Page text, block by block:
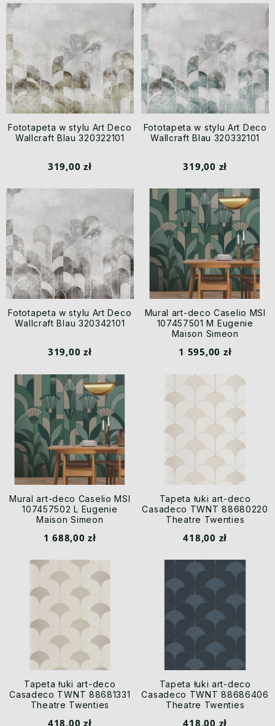
Fototapeta w stylu Art Deco
Wallcraft Blau 320322101
319,00 zł
Fototapeta w stylu Art Deco
Wallcraft Blau 320332101
319,00 zł
Fototapeta w stylu Art Deco
Wallcraft Blau 320342101
319,00 zł
Mural art-deco Caselio MSI
107457501 M Eugenie
Maison Simeon
1 595,00 zł
Mural art-deco Caselio MSI
107457502 L Eugenie
Maison Simeon
1 688,00 zł
Tapeta łuki art-deco
Casadeco TWNT 88680220
Theatre Twenties
418,00 zł
Tapeta łuki art-deco
Casadeco TWNT 88681331
Theatre Twenties
418,00 zł
Tapeta łuki art-deco
Casadeco TWNT 88686406
Theatre Twenties
418,00 zł